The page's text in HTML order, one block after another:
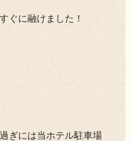
ぐに融けました！
ぎには当ホテル駐車場